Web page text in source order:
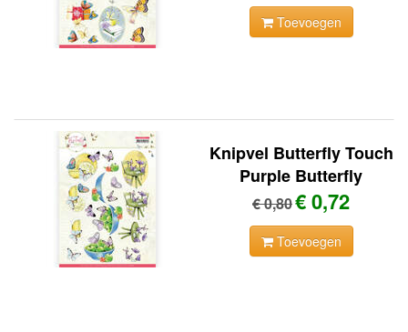
Toevoegen
Knipvel Butterfly Touch
Purple Butterfly
€ 0,80€ 0,72
Toevoegen